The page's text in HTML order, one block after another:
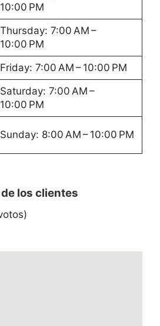
10:00 PM
Thursday: 7:00 AM –
10:00 PM
Friday: 7:00 AM – 10:00 PM
Saturday: 7:00 AM –
10:00 PM
Sunday: 8:00 AM – 10:00 PM
los clientes